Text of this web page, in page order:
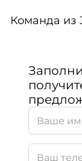
Команда из